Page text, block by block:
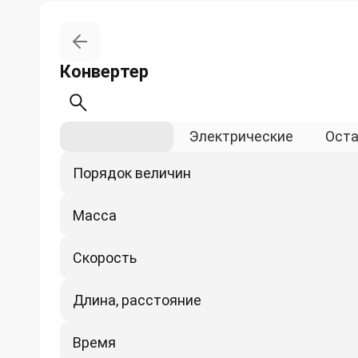
Конвертер
Электрические
Порядок величин
Масса
Скорость
Длина, расстояние
Время